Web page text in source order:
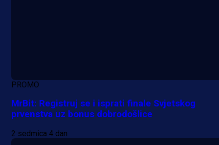
PROMO
MrBit: Registruj se i isprati finale Svjetskog
prvenstva uz bonus dobrodošlice
2 sedmica 4 dan